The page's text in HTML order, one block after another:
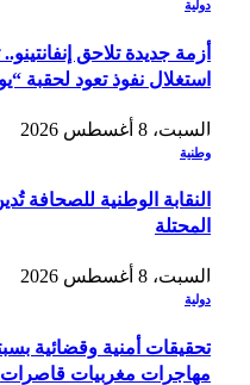
دولية
أزمة جديدة تلاحق
استغلال نفوذ تعود لحقبة
السبت، 8 أغسطس 2026
وطنية
النقابة الوطنية
المحتلة
السبت، 8 أغسطس 2026
دولية
تحقيقات أمنية وقضائية
مهاجرات مغربيات قاصرات